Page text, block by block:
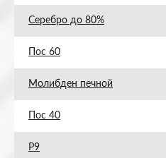
Серебро до 80%
Пос 60
Молибден печной
Пос 40
Р9